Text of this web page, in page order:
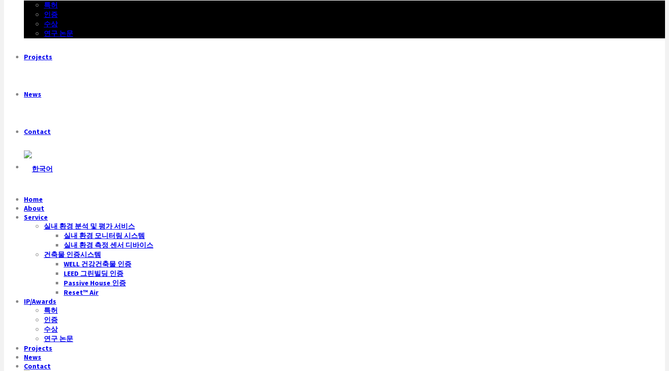
특허
인증
수상
연구 논문
Projects
News
Contact
Home
About
Service
실내 환경 분석 및 평가 서비스
실내 환경 모니터링 시스템
실내 환경 측정 센서 디바이스
건축물 인증시스템
WELL 건강건축물 인증
LEED 그린빌딩 인증
Passive House 인증
Reset™ Air
IP/Awards
특허
인증
수상
연구 논문
Projects
News
Contact